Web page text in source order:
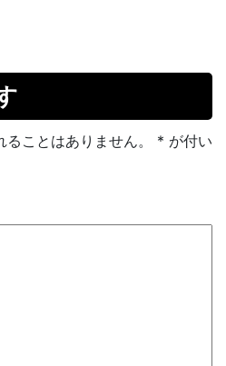
ことはありません。 * が付い